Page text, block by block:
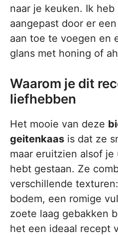
naar je keuken. Ik
aangepast door er
aan toe te voegen en
glans met honing of
Waarom je dit
liefhebben
Het mooie van deze
geitenkaas is dat ze
maar eruitzien alsof
hebt gestaan. Ze
verschillende
bodem, een romige
zoete laag gebakken
het een ideaal recept